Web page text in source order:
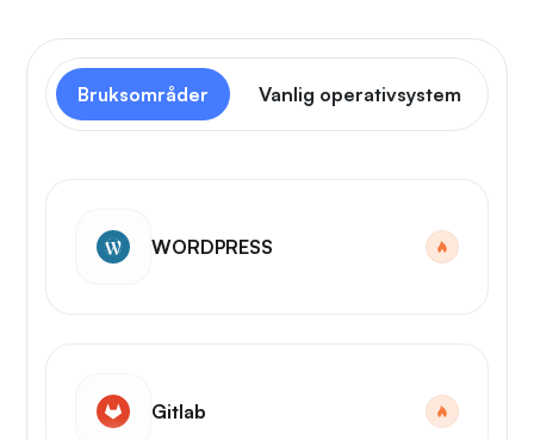
Bruksområder Vanlig operativsystem
WORDPRESS
Gitlab